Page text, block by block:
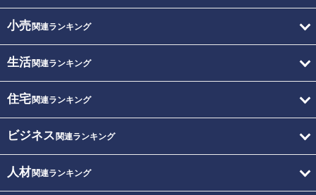
小売関連ランキング
生活関連ランキング
住宅関連ランキング
ビジネス 関連ランキング
人材関連ランキング